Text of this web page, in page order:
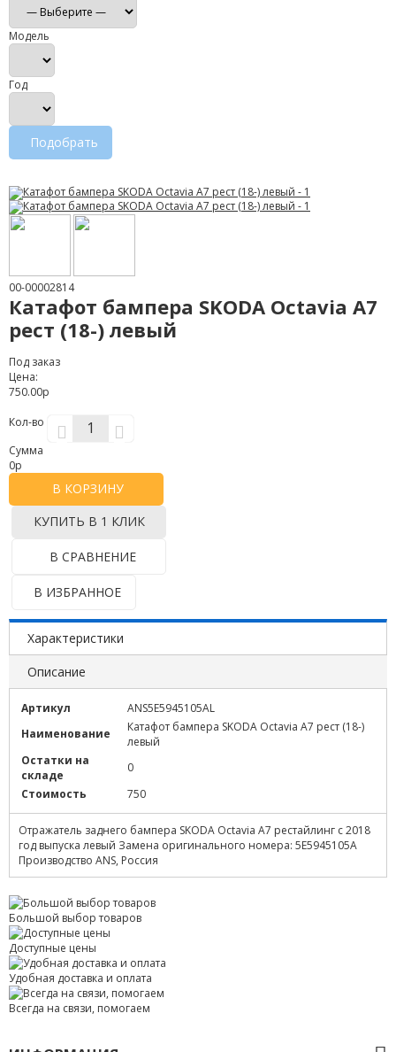
Модель
Год
Подобрать
00-00002814
Катафот бампера SKODA Octavia A7
рест (18-) левый
Под заказ
Цена:
750.00р
Кол-во
Сумма
0р
В КОРЗИНУ
КУПИТЬ В 1 КЛИК
В СРАВНЕНИЕ
В ИЗБРАННОЕ
Характеристики
Описание
Артикул
ANS5E5945105AL
Наименование
Катафот бампера SKODA Octavia A7 рест (18-)
левый
Остатки на
складе
0
Стоимость
750
Отражатель заднего бампера SKODA Octavia A7 рестайлинг с 2018
год выпуска левый Замена оригинального номера: 5E5945105A
Производство ANS, Россия
Большой выбор товаров
Доступные цены
Удобная доставка и оплата
Всегда на связи, помогаем